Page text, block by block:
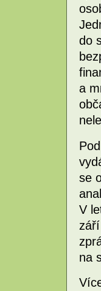
do
a
se
V
na